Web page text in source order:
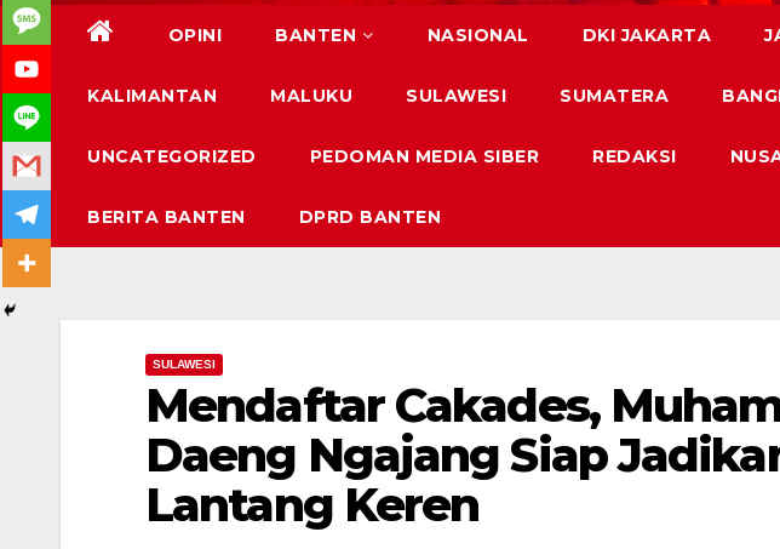
OPINI BANTEN NASIONAL DKI JAKARTA
KALIMANTAN MALUKU SULAWESI SUMATERA
UNCATEGORIZED PEDOMAN MEDIA SIBER REDAKSI
BERITA BANTEN DPRD BANTEN
SULAWESI
Mendaftar Cakades,
Daeng Ngajang Siap
Lantang Keren